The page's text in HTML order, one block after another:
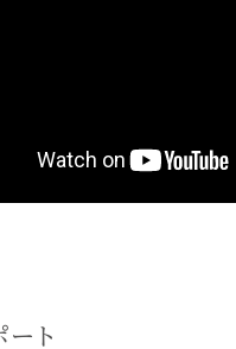
ート